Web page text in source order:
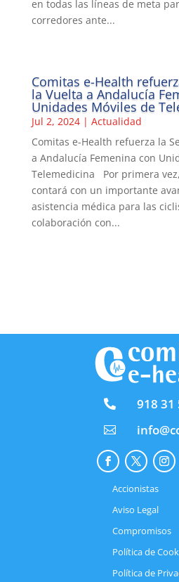
en todas las líneas de meta
corredores ante...
Comitas e-Health
la Vuelta a Andalucía
Unidades Móviles de
Jul 2, 2024| Actualidad
Comitas e-Health refuerza la
a Andalucía Femenina con
Telemedicina Por primera
contará con un importante
asistencia médica para las
colaboración con...
 918 31

Accionistas
Aviso Legal
Compromisos
Política de
Política de